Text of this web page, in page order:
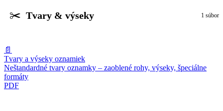
✂️ Tvary & výseky 1 súbor
📄
Tvary a výseky oznamiek
Neštandardné tvary oznamky – zaoblené rohy, výseky, špeciálne
formáty
PDF